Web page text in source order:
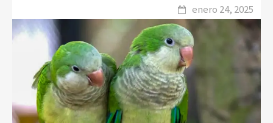
enero 24, 2025